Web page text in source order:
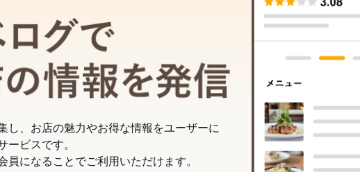
飲食店プロフィールサービス
食べログでお店の情報を発信
し、お店の魅力やお得な情報をユーザーに
ービスです。
員になることでご利用いただけます。